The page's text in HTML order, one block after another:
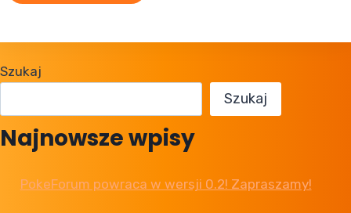
Szukaj
Szukaj
Najnowsze wpisy
PokeForum powraca w wersji 0.2! Zapraszamy!